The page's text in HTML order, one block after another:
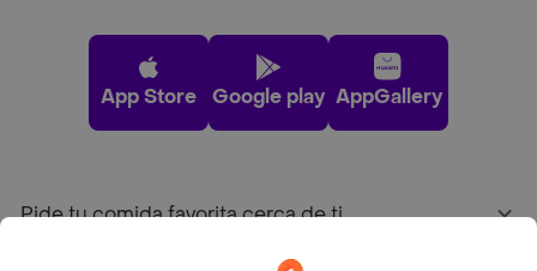
App Store Google play AppGallery
Pide tu comida favorita cerca de ti